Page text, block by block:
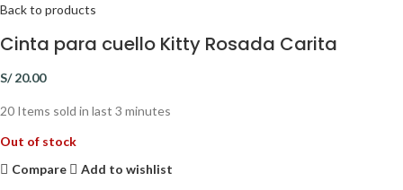
Back to products
Cinta para cuello Kitty Rosada Carita
S/20.00
20 Items sold in last 3 minutes
Out of stock
Compare
Add to wishlist